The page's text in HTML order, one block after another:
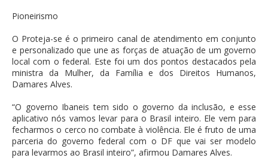
Pioneirismo
O Proteja-se é o primeiro canal de atendimento em conjunto
e personalizado que une as forças de atuação de um governo
local com o federal. Este foi um dos pontos destacados pela
ministra da Mulher, da Família e dos Direitos Humanos,
Damares Alves.
“O governo Ibaneis tem sido o governo da inclusão, e esse
aplicativo nós vamos levar para o Brasil inteiro. Ele vem para
fecharmos o cerco no combate à violência. Ele é fruto de uma
parceria do governo federal com o DF que vai ser modelo
para levarmos ao Brasil inteiro”, afirmou Damares Alves.